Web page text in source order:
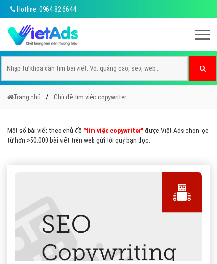
Hotline: 0964 82 6644
Trang chủ Chủ đề tìm việc copywriter
Một số bài viết theo chủ đề "tìm việc copywriter"được Việt Ads chọn lọc
từ hơn >50.000 bài viết trên web gửi tới quý bạn đọc.